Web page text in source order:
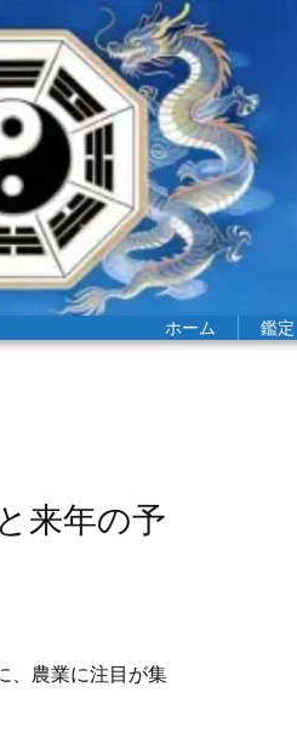
ホーム 鑑定
来年の予
、農業に注目が集